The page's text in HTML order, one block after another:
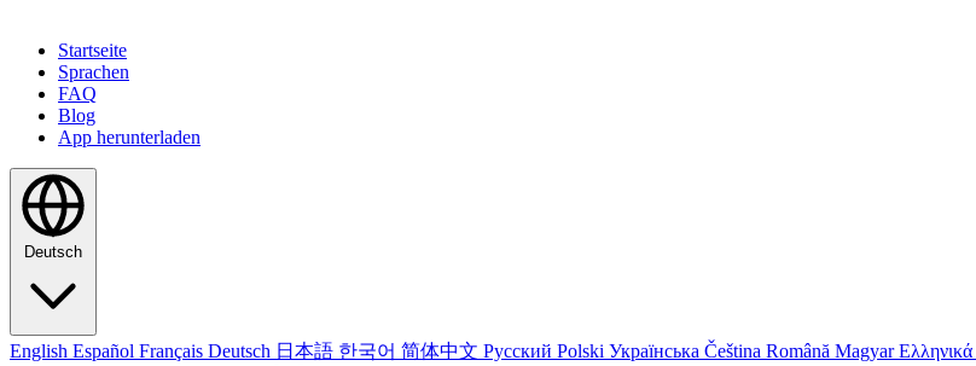
Startseite
Sprachen
FAQ
Blog
App herunterladen
Deutsch
English Español Français Deutsch 日本語 한국어 简体中文 Русский Polski Українська Čeština Română MagyarΕλληνικά